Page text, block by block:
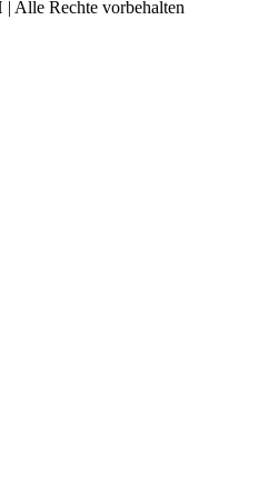
Alle Rechte vorbehalten